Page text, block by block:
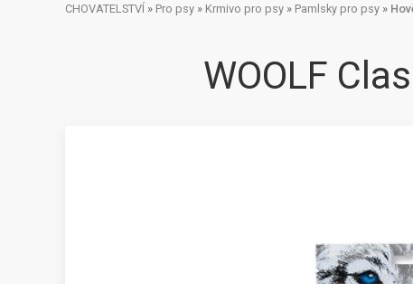
CHOVATELSTVÍ » Pro psy » Krmivo pro psy » Pamlsky pro psy »
WOOLF